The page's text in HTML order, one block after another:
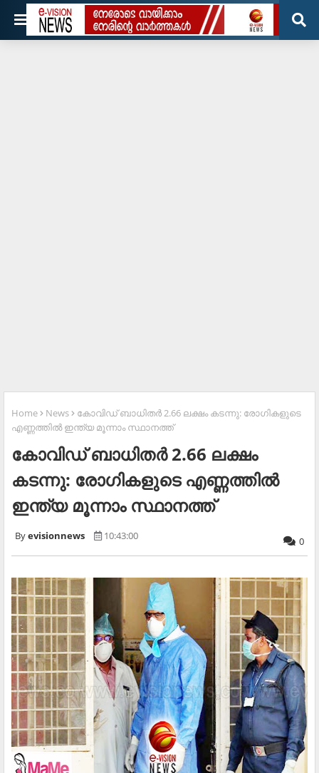
Home News
കോവിഡ് ബാധിതര്‍ 2.66 ലക്ഷം കടന്നു: രോഗികളുടെ
എണ്ണത്തില്‍ ഇന്ത്യ മൂന്നാം സ്ഥാനത്ത്
കോവിഡ് ബാധിതര്‍ 2.66 ലക്ഷം
കടന്നു: രോഗികളുടെ എണ്ണത്തില്‍
ഇന്ത്യ മൂന്നാം സ്ഥാനത്ത്
evisionnews 10:43:00 0